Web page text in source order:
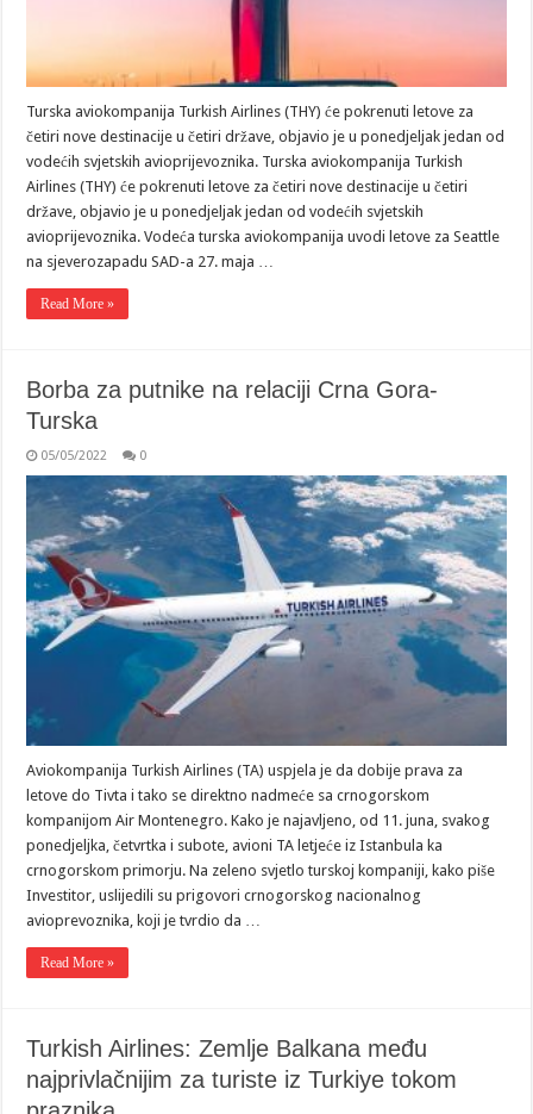
Turska aviokompanija Turkish Airlines (THY) će pokrenuti letove za
četiri nove destinacije u četiri države, objavio je u ponedjeljak jedan od
vodećih svjetskih avioprijevoznika. Turska aviokompanija Turkish
Airlines (THY) će pokrenuti letove za četiri nove destinacije u četiri
države, objavio je u ponedjeljak jedan od vodećih svjetskih
avioprijevoznika. Vodeća turska aviokompanija uvodi letove za Seattle
na sjeverozapadu SAD-a 27. maja …
Read More »
Borba za putnike na relaciji Crna Gora-
Turska
05/05/2022 0
Aviokompanija Turkish Airlines (TA) uspjela je da dobije prava za
letove do Tivta i tako se direktno nadmeće sa crnogorskom
kompanijom Air Montenegro. Kako je najavljeno, od 11. juna, svakog
ponedjeljka, četvrtka i subote, avioni TA letjeće iz Istanbula ka
crnogorskom primorju. Na zeleno svjetlo turskoj kompaniji, kako piše
Investitor, uslijedili su prigovori crnogorskog nacionalnog
avioprevoznika, koji je tvrdio da …
Read More »
Turkish Airlines: Zemlje Balkana među
najprivlačnijim za turiste iz Turkiye tokom